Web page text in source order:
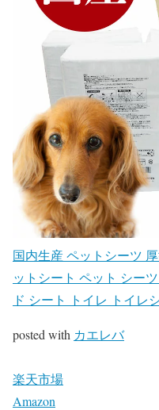
国内生産 ペットシーツ
ットシート ペット シー
ド シート トイレ トイレ
posted with カエレバ
楽天市場
Amazon